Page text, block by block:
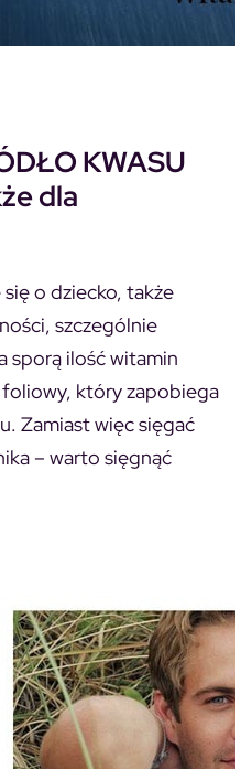
KWASU
dla
o dziecko, także
szczególnie
sporą ilość witamin
foliowy, który zapobiega
Zamiast więc sięgać
– warto sięgnąć